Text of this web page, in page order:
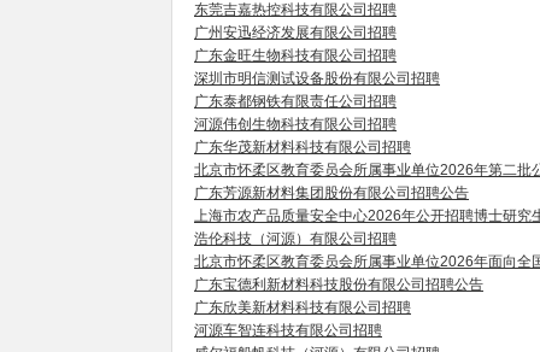
东莞吉嘉热控科技有限公司招聘
广州安迅经济发展有限公司招聘
广东金旺生物科技有限公司招聘
深圳市明信测试设备股份有限公司招聘
广东泰都钢铁有限责任公司招聘
河源伟创生物科技有限公司招聘
广东华茂新材料科技有限公司招聘
北京市怀柔区教育委员会所属事业单位2026年第二批
广东芳源新材料集团股份有限公司招聘公告
上海市农产品质量安全中心2026年公开招聘博士研究
浩伦科技（河源）有限公司招聘
北京市怀柔区教育委员会所属事业单位2026年面向全
广东宝德利新材料科技股份有限公司招聘公告
广东欣美新材料科技有限公司招聘
河源车智连科技有限公司招聘